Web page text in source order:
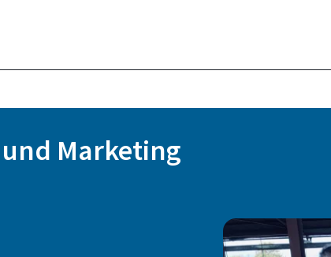
Marketing